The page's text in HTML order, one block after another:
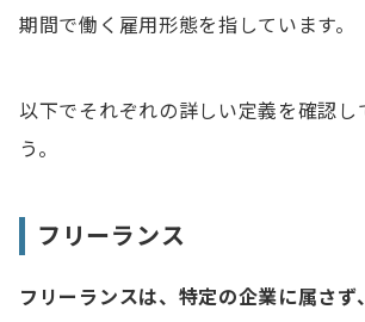
メリット
フリーランスと契約社員、コストを削減
期間で働く雇用形態を指しています。
以下でそれぞれの詳しい定義を確認し
う。
フリーランス
フリーランスは、特定の企業に属さず